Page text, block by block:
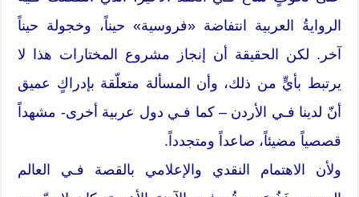
الروايةُ العربية انتفاضة «فروسية» حيناً، وخجولة حيناً
آخر. لكن الحقيقة أن إنجاز مشروع المختارات هذا لا
يرتبط بأيٍّ من ذلك، وأن المسألة متعلّقة بإدراكٍ عميق
أنّ لدينا فـي الأردن – كما فـي دول عربية أخرى- مشهداً
قصصياً مضيئاً، صاعداً ومتجدداً.
ولأن الاهتمام النقدي والإعلامي بالقصة فـي العالم